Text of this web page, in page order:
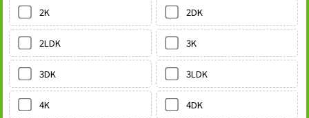
2K 2DK
2LDK 3K
3DK 3LDK
4K 4DK